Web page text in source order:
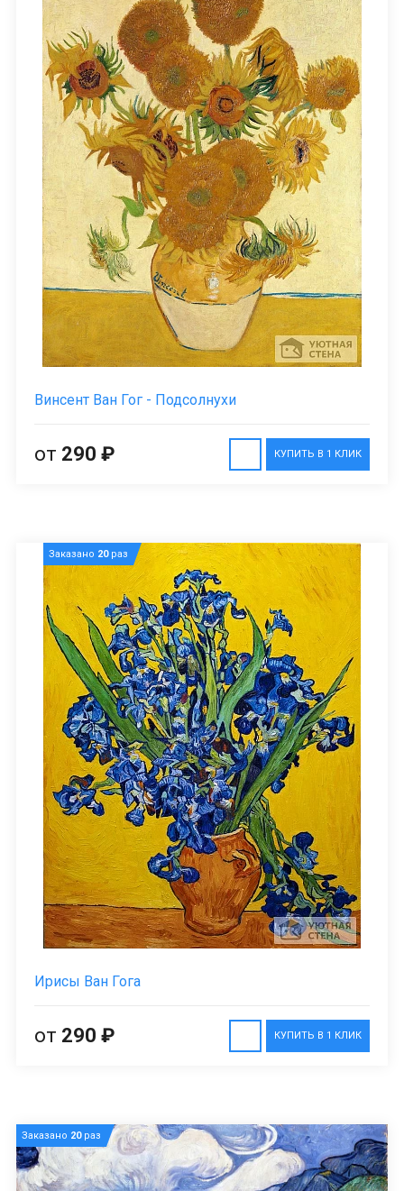
Винсент Ван Гог - Подсолнухи
КУПИТЬ В 1 КЛИК
от 290 ₽
Заказано 20раз
Ирисы Ван Гога
КУПИТЬ В 1 КЛИК
от 290 ₽
Заказано 20раз